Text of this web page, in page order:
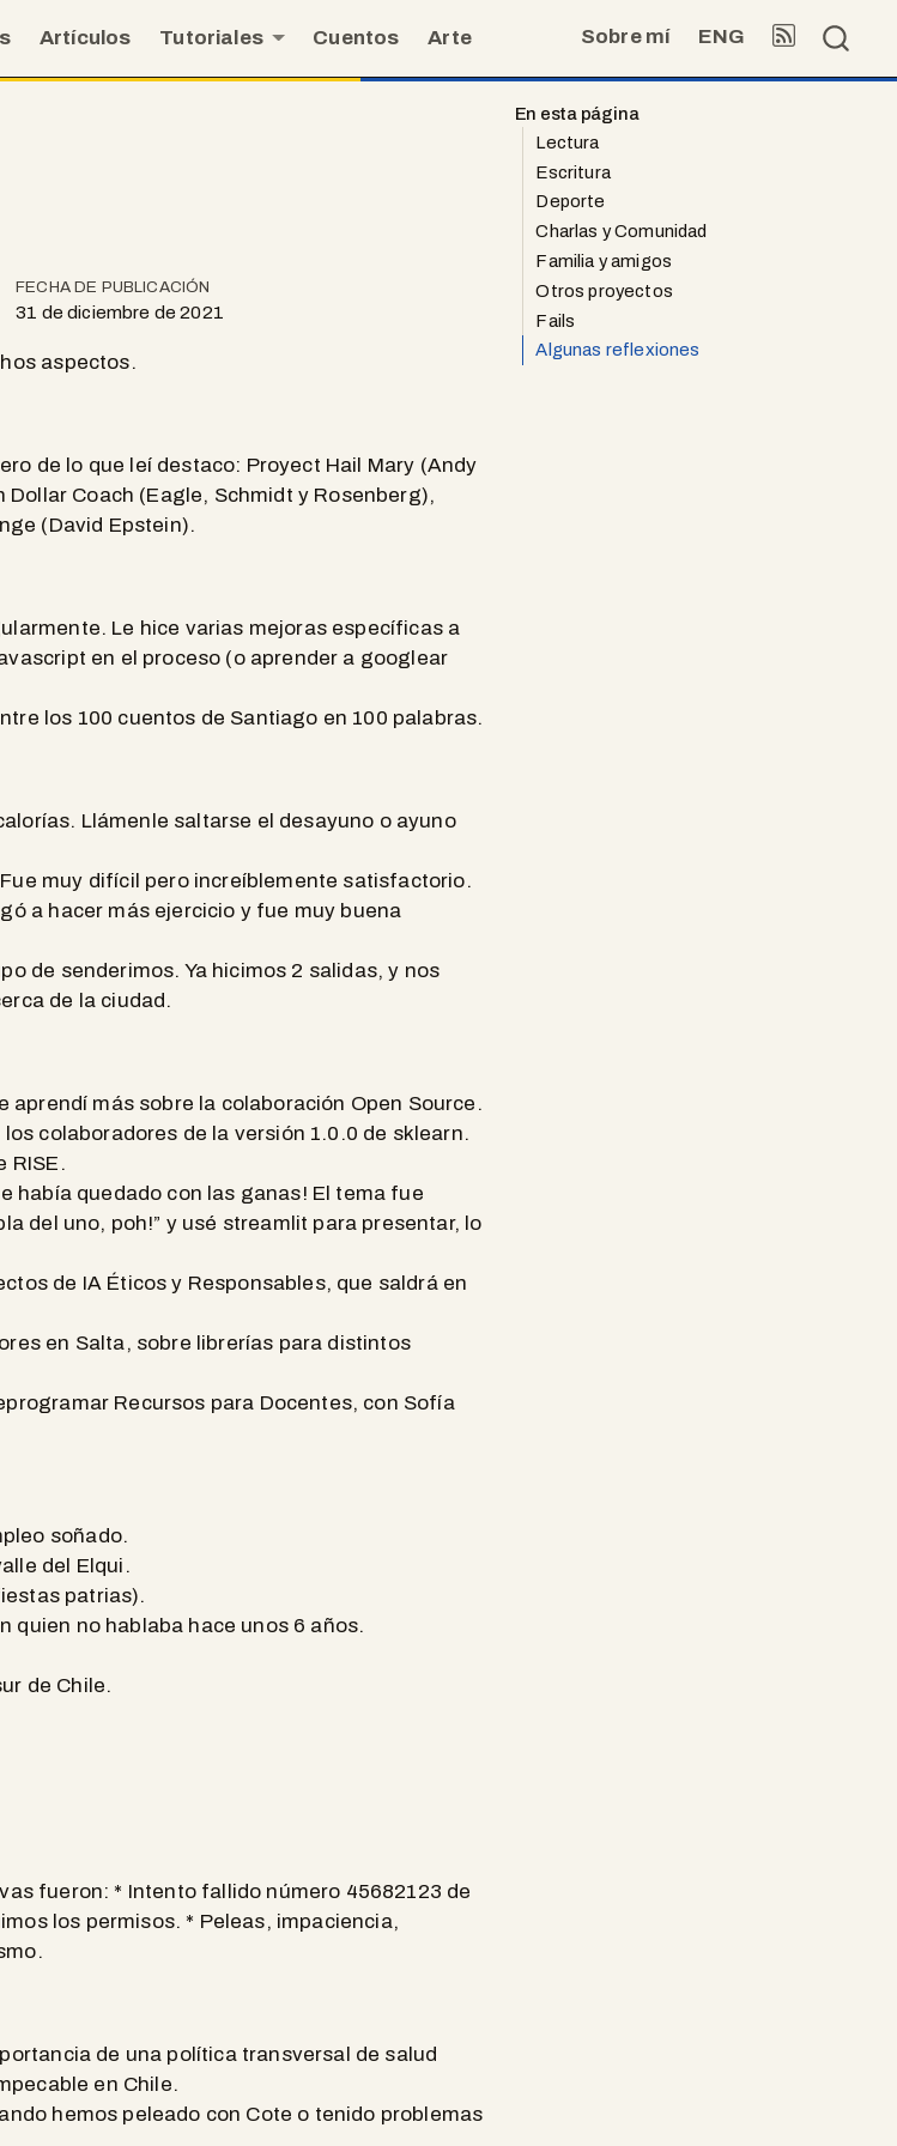
Artículos Tutoriales Cuentos Arte Sobre mí ENG
En esta página
Lectura
Escritura
Deporte
Charlas y Comunidad
Familia y amigos
Otros proyectos
Fails
Algunas reflexiones
FECHA DE PUBLICACIÓN
31 de diciembre de 2021
aspectos.
de lo que leí destaco: Proyect Hail Mary (Andy
Coach (Eagle, Schmidt y Rosenberg),
(David Epstein).
Le hice varias mejoras específicas a
en el proceso (o aprender a googlear
los 100 cuentos de Santiago en 100 palabras.
Llámenle saltarse el desayuno o ayuno
muy difícil pero increíblemente satisfactorio.
a hacer más ejercicio y fue muy buena
de senderimos. Ya hicimos 2 salidas, y nos
de la ciudad.
más sobre la colaboración Open Source.
colaboradores de la versión 1.0.0 de sklearn.
RISE.
había quedado con las ganas! El tema fue
del uno, poh!” y usé streamlit para presentar, lo
de IA Éticos y Responsables, que saldrá en
en Salta, sobre librerías para distintos
Recursos para Docentes, con Sofía
soñado.
del Elqui.
patrias).
quien no hablaba hace unos 6 años.
de Chile.
fueron: * Intento fallido número 45682123 de
los permisos. * Peleas, impaciencia,
de una política transversal de salud
en Chile.
hemos peleado con Cote o tenido problemas